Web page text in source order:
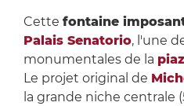
Cette fontaine
Palais Senatorio, l'une
monumentales de la
Le projet original de
la grande niche centrale